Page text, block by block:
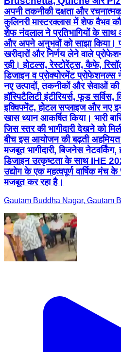
अपनी तकनीकी दक्षता और
कुलिनरी मास्टरक्लास में शेफ वैभव
शेफ नंदलाल ने प्रतिभागियों के
और अपने अनुभवों को साझा किया।
खरीदारों और निर्णय लेने वाले
रही। होटल्स, रेस्टोरेंट्स, कैफे,
डिजाइन व प्रोक्योरमेंट
नए उत्पादों, तकनीकों और सेवाओं की
हॉस्पिटैलिटी इंटीरियर्स, फूड
इक्विपमेंट, होटल सप्लाइज और नए
खास ध्यान आकर्षित किया। भारी
जिस स्तर की भागीदारी देखने को
बीच इस आयोजन की बढ़ती अहमियत
मजबूत भागीदारी, बिजनेस नेटवर्किंग,
डिजाइन उत्कृष्टता के साथ IHE
उद्योग के एक महत्वपूर्ण वार्षिक
मजबूत कर रहा है।
Gautam Buddha Nagar, Gautam